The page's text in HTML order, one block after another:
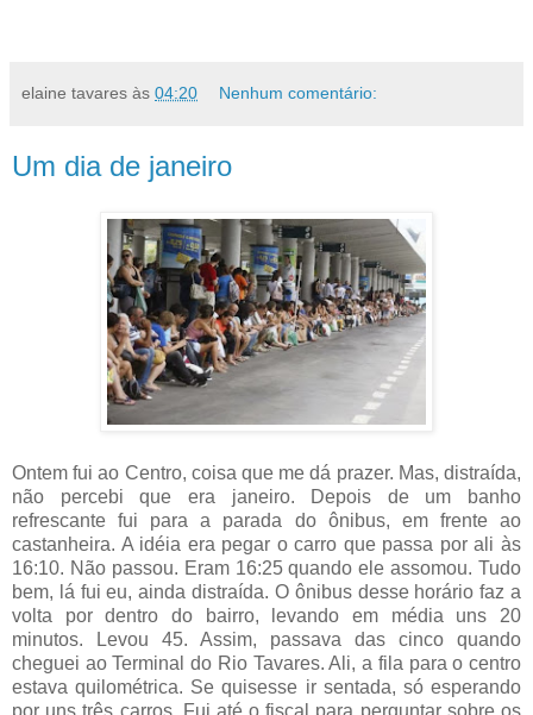
elaine tavares às 04:20 Nenhum comentário:
Um dia de janeiro
Ontem fui ao Centro, coisa que me dá prazer. Mas, distraída,
não percebi que era janeiro. Depois de um banho
refrescante fui para a parada do ônibus, em frente ao
castanheira. A idéia era pegar o carro que passa por ali às
16:10. Não passou. Eram 16:25 quando ele assomou. Tudo
bem, lá fui eu, ainda distraída. O ônibus desse horário faz a
volta por dentro do bairro, levando em média uns 20
minutos. Levou 45. Assim, passava das cinco quando
cheguei ao Terminal do Rio Tavares. Ali, a fila para o centro
estava quilométrica. Se quisesse ir sentada, só esperando
por uns três carros. Fui até o fiscal para perguntar sobre os